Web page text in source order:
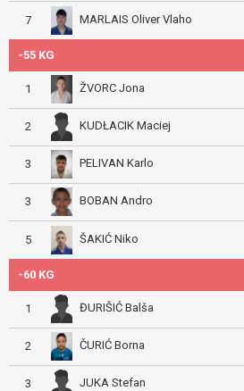
7 MARLAIS Oliver Vlaho
-55 KG
1 ŽVORC Jona
2 KUDŁACIK Maciej
3 PELIVAN Karlo
3 BOBAN Andro
5 ŠAKIĆ Niko
-60 KG
1 ĐURIŠIĆ Balša
2 ČURIĆ Borna
3 JUKA Stefan